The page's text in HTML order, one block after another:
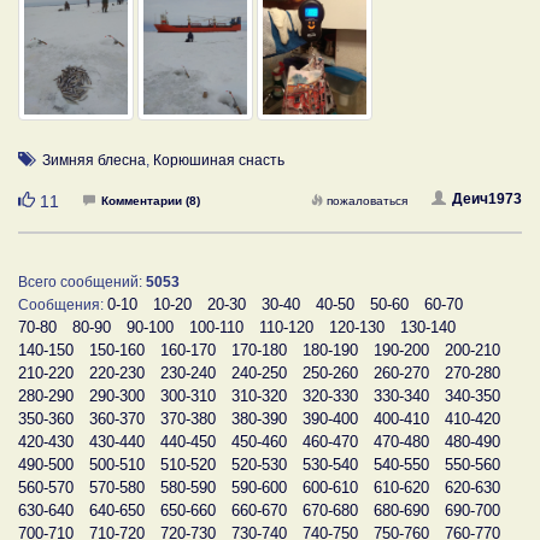
Зимняя блесна, Корюшиная снасть
Нравится
11 Комментарии (8) Деич1973
пожаловаться
Всего сообщений: 5053
Сообщения: 0-10 10-20 20-30 30-40 40-50 50-60
60-70
70-80
80-90 90-100 100-110 110-120 120-130
130-140
140-150
150-160 160-170 170-180 180-190 190-200
200-210
210-220
220-230 230-240 240-250 250-260 260-270
270-280
280-290
290-300 300-310 310-320 320-330 330-340
340-350
350-360
360-370 370-380 380-390 390-400 400-410
410-420
420-430
430-440 440-450 450-460 460-470 470-480
480-490
490-500
500-510 510-520 520-530 530-540 540-550
550-560
560-570
570-580 580-590 590-600 600-610 610-620
620-630
630-640
640-650 650-660 660-670 670-680 680-690
690-700
700-710
710-720 720-730 730-740 740-750 750-760 760-770